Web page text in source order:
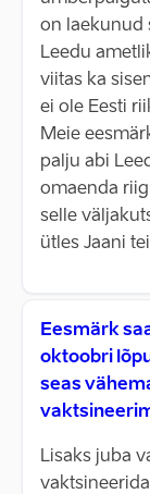
on laekunud
Leedu
viitas ka
ei ole Eesti
Meie
palju abi
omaenda
selle
ütles Jaani
Eesmärk
oktoobri
seas
Lisaks juba